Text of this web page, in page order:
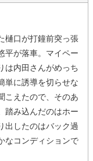
樋口が打鐘前突っ張
平が落車。マイペー
は内田さんがめっち
単に誘導を切らせな
こえたので、そのあ
踏み込んだのはホー
出したのはバック過
なコンディションで